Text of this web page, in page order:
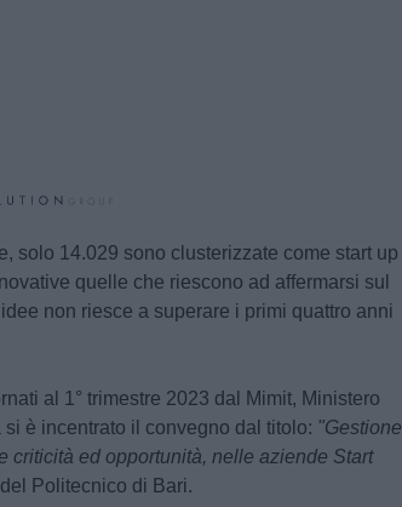
solo 14.029 sono clusterizzate come start up
quelle che riescono ad affermarsi sul
non riesce a superare i primi quattro anni
al 1° trimestre 2023 dal Mimit, Ministero
è incentrato il convegno dal titolo: "Gestione
criticità ed opportunità, nelle aziende Start
Politecnico di Bari.